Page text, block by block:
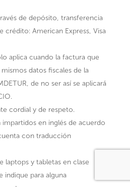
de depósito, transferencia
crédito: American Express, Visa
aplica cuando la factura que
datos fiscales de la
de no ser así se aplicará
cordial y de respeto.
impartidos en inglés de acuerdo
con traducción
laptops y tabletas en clase
indique para alguna